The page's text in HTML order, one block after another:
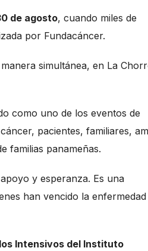
de agosto, cuando miles de
por Fundacáncer.
simultánea, en La
como uno de los eventos de
pacientes, familiares,
familias panameñas.
y esperanza. Es una
han vencido la
Intensivos del Instituto